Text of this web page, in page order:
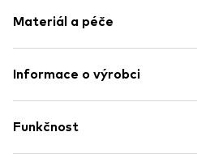
Kulatá špička
5 dírkové šněrování
Polstrovaný okraj holeně
Zesílená pata
Materiál a péče
Vrchní materiál: Syntetika
Informace o výrobci
Hoogoorddreef 9-A
NL
Funkčnost